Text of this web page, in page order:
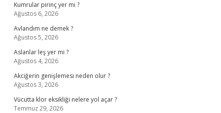
Kumrular pirinç yer mi ?
Ağustos 6, 2026
Avlandım ne demek ?
Ağustos 5, 2026
Aslanlar leş yer mi ?
Ağustos 4, 2026
Akciğerin genişlemesi neden olur ?
Ağustos 3, 2026
Vücutta klor eksikliği nelere yol açar ?
Temmuz 29, 2026